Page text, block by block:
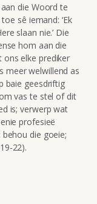
die Woord te
sê iemand: ‘Ek
slaan nie.’ Die
hom aan die
ons elke prediker
meer welwillend as
baie geesdriftig
vas te stel of dit
is; verwerp wat
profesieë
die goeie;
22).